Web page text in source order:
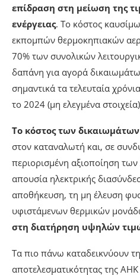
ουσιαστική αντίδραση των
ΑΗΚ για ένα τόσο σημαντικής
Την ίδια περίοδο, ιδιωτικοί
αριθμό φωτοβολταϊκών έργων
άδειες,χωρίς να προκύπτει
επίδραση στη μείωση της
ενέργειας
. Το κόστος
εκπομπών θερμοκηπιακών
70% των συνολικών
δαπάνη για αγορά
σημαντικά τα τελευταία
το 2024 (μη ελεγμένα στοιχεία).
Το κόστος των
στον καταναλωτή και, σε
περιορισμένη αξιοποίηση